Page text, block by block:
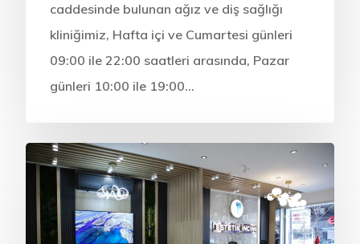
caddesinde bulunan ağız ve diş sağlığı
kliniğimiz, Hafta içi ve Cumartesi günleri
09:00 ile 22:00 saatleri arasında, Pazar
günleri 10:00 ile 19:00…